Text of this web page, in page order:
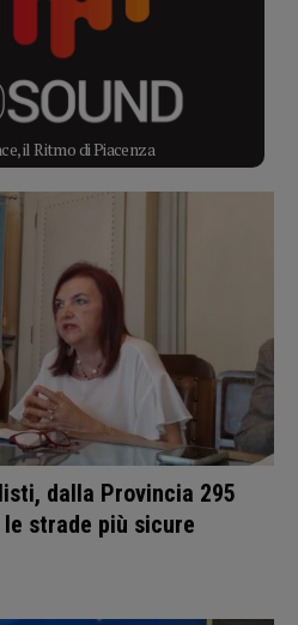
il Ritmo di Piacenza
dalla Provincia 295
strade più sicure